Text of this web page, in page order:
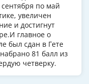
по май
увеличен
и достигнут
главное о
был сдан в Гете
81 балл из
четверку.